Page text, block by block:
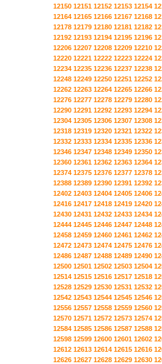
12150 12151 12152 12153 12154
12164 12165 12166 12167 12168
12178 12179 12180 12181 12182
12192 12193 12194 12195 12196
12206 12207 12208 12209 12210
12220 12221 12222 12223 12224
12234 12235 12236 12237 12238
12248 12249 12250 12251 12252
12262 12263 12264 12265 12266
12276 12277 12278 12279 12280
12290 12291 12292 12293 12294
12304 12305 12306 12307 12308
12318 12319 12320 12321 12322
12332 12333 12334 12335 12336
12346 12347 12348 12349 12350
12360 12361 12362 12363 12364
12374 12375 12376 12377 12378
12388 12389 12390 12391 12392
12402 12403 12404 12405 12406
12416 12417 12418 12419 12420
12430 12431 12432 12433 12434
12444 12445 12446 12447 12448
12458 12459 12460 12461 12462
12472 12473 12474 12475 12476
12486 12487 12488 12489 12490
12500 12501 12502 12503 12504
12514 12515 12516 12517 12518
12528 12529 12530 12531 12532
12542 12543 12544 12545 12546
12556 12557 12558 12559 12560
12570 12571 12572 12573 12574
12584 12585 12586 12587 12588
12598 12599 12600 12601 12602
12612 12613 12614 12615 12616
12626 12627 12628 12629 12630